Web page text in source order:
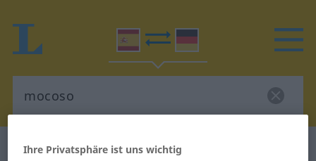
Spanisch-Deutsch Wörterbuch
Ihre Privatsphäre ist uns wichtig